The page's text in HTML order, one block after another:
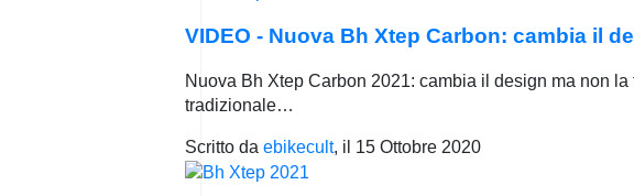
VIDEO - Nuova Bh Xtep Carbon: cambia il
Nuova Bh Xtep Carbon 2021: cambia il design ma non
tradizionale…
Scritto da ebikecult, il 15 Ottobre 2020